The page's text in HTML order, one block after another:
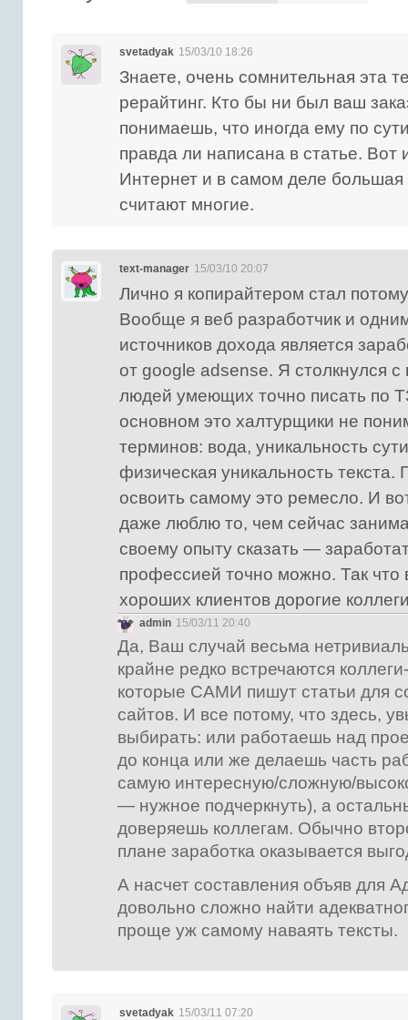
svetadyak 15/03/10 18:26
Знаете, очень сомнительная эта
рерайтинг. Кто бы ни был ваш
понимаешь, что иногда ему по
правда ли написана в статье. Вот
Интернет и в самом деле большая
считают многие.
text-manager 15/03/10 20:07
Лично я копирайтером стал
Вообще я веб разработчик и
источников дохода является
от google adsense. Я столкнулся
людей умеющих точно писать по
основном это халтурщики не
терминов: вода, уникальность
физическая уникальность текста.
освоить самому это ремесло. И
даже люблю то, чем сейчас
своему опыту сказать —
профессией точно можно. Так что
хороших клиентов дорогие
admin 15/03/11 20:40
Да, Ваш случай весьма
крайне редко встречаются
которые САМИ пишут статьи для
сайтов. И все потому, что здесь,
выбирать: или работаешь над
до конца или же делаешь часть
самую интересную/сложную/
— нужное подчеркнуть), а
доверяешь коллегам. Обычно
плане заработка оказывается
А насчет составления объяв для
довольно сложно найти
проще уж самому наваять тексты.
svetadyak 15/03/11 07:20